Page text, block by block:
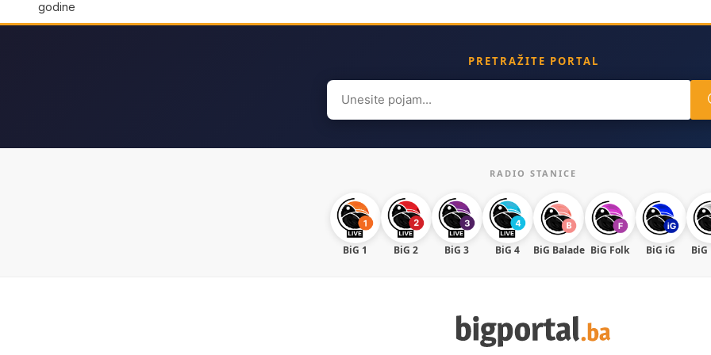
godine
PRETRAŽITE PORTAL
Search
for:
RADIO STANICE
BiG 1 BiG 2 BiG 3 BiG 4 BiG Balade BiG Folk BiG iG BiG